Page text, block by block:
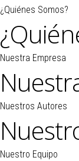
¿Quiénes Somos?
Nuestra Empresa
Nuestros Autores
Nuestro Equipo